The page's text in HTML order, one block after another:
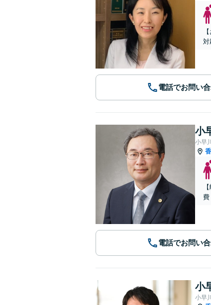
対
電話でお問い
小
小早
費
電話でお問い
小
小早